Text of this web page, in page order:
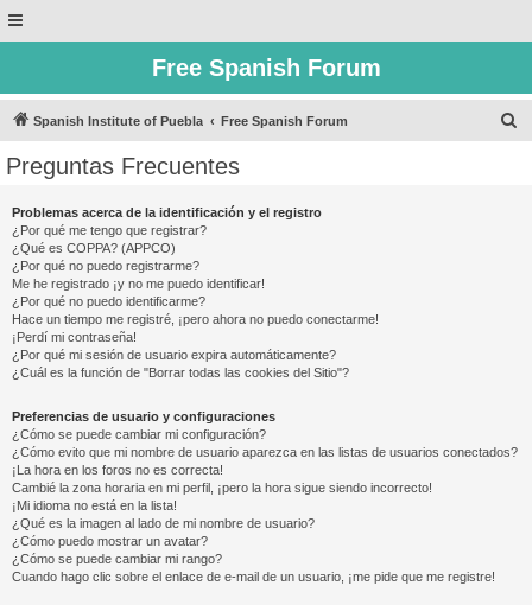
Free Spanish Forum
Spanish Institute of Puebla Free Spanish Forum
Preguntas Frecuentes
Problemas acerca de la identificación y el registro
¿Por qué me tengo que registrar?
¿Qué es COPPA? (APPCO)
¿Por qué no puedo registrarme?
Me he registrado ¡y no me puedo identificar!
¿Por qué no puedo identificarme?
Hace un tiempo me registré, ¡pero ahora no puedo conectarme!
¡Perdí mi contraseña!
¿Por qué mi sesión de usuario expira automáticamente?
¿Cuál es la función de "Borrar todas las cookies del Sitio"?
Preferencias de usuario y configuraciones
¿Cómo se puede cambiar mi configuración?
¿Cómo evito que mi nombre de usuario aparezca en las listas de usuarios conectados?
¡La hora en los foros no es correcta!
Cambié la zona horaria en mi perfil, ¡pero la hora sigue siendo incorrecto!
¡Mi idioma no está en la lista!
¿Qué es la imagen al lado de mi nombre de usuario?
¿Cómo puedo mostrar un avatar?
¿Cómo se puede cambiar mi rango?
Cuando hago clic sobre el enlace de e-mail de un usuario, ¡me pide que me registre!